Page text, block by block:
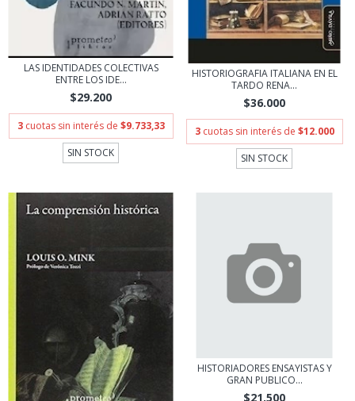
LAS IDENTIDADES COLECTIVAS
ENTRE LOS IDE...
$29.200
3 cuotas sin interés de $9.733,33
SIN STOCK
HISTORIOGRAFIA ITALIANA EN EL
TARDO RENA...
$36.000
3 cuotas sin interés de $12.000
SIN STOCK
HISTORIADORES ENSAYISTAS Y
GRAN PUBLICO...
$21.500